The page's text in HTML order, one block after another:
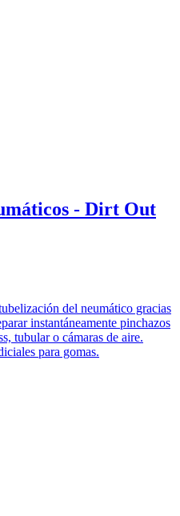
- Dirt Out
del neumático gracias
instantáneamente pinchazos
tubular o cámaras de aire.
para gomas.